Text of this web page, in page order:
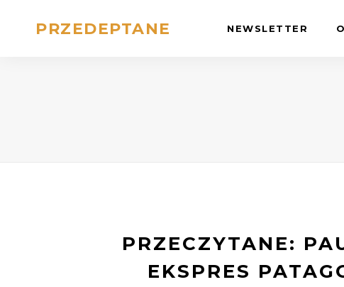
PRZEDEPTANE NEWSLETTER
PRZECZYTANE:
EKSPRES